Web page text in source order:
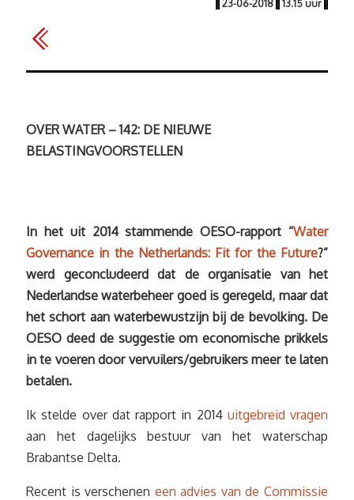
23-06-2018 13.15 uur
OVER WATER – 142: DE NIEUWE
BELASTINGVOORSTELLEN
In het uit 2014 stammende OESO-rapport “Water
Governance in the Netherlands: Fit for the Future?”
werd geconcludeerd dat de organisatie van het
Nederlandse waterbeheer goed is geregeld, maar dat
het schort aan waterbewustzijn bij de bevolking. De
OESO deed de suggestie om economische prikkels
in te voeren door vervuilers/gebruikers meer te laten
betalen.
Ik stelde over dat rapport in 2014 uitgebreid vragen
aan het dagelijks bestuur van het waterschap
Brabantse Delta.
Recent is verschenen een advies van de Commissie